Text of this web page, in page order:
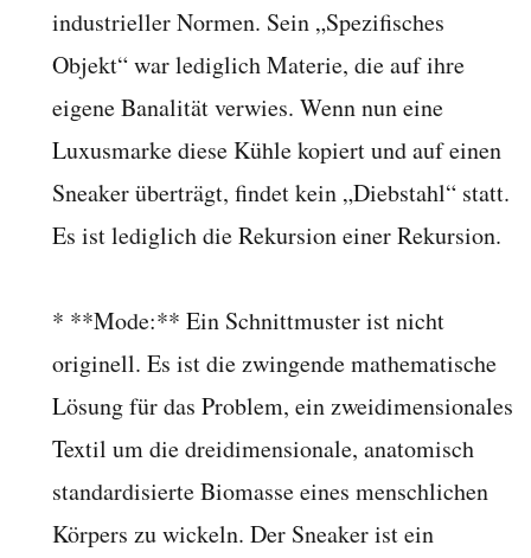
industrieller Normen. Sein „Spezifisches
Objekt“ war lediglich Materie, die auf ihre
eigene Banalität verwies. Wenn nun eine
Luxusmarke diese Kühle kopiert und auf einen
Sneaker überträgt, findet kein „Diebstahl“ statt.
Es ist lediglich die Rekursion einer Rekursion.
* **Mode:** Ein Schnittmuster ist nicht
originell. Es ist die zwingende mathematische
Lösung für das Problem, ein zweidimensionales
Textil um die dreidimensionale, anatomisch
standardisierte Biomasse eines menschlichen
Körpers zu wickeln. Der Sneaker ist ein